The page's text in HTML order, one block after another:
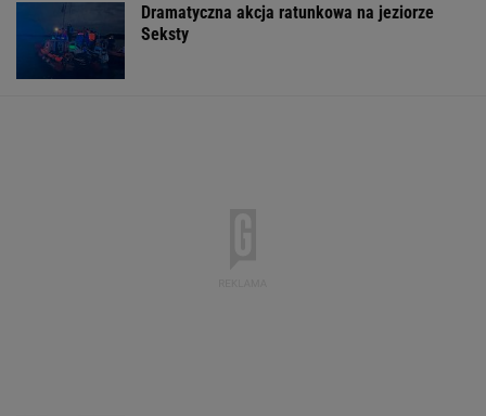
Dramatyczna akcja ratunkowa na jeziorze
Seksty